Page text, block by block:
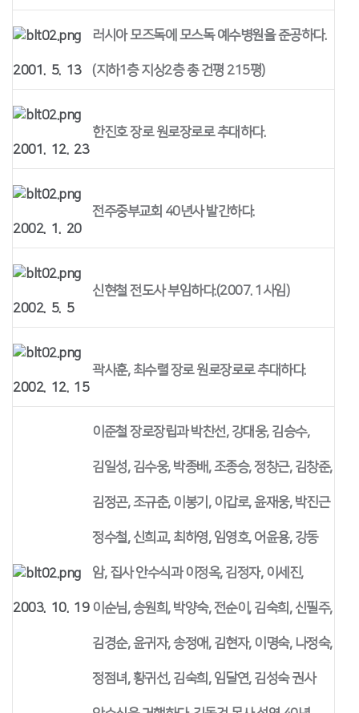
2001. 5. 13
러시아 모즈독에 모스독 예수병원을 준공하다.
(지하1층 지상2층 총 건평 215평)
2001. 12. 23
한진호 장로 원로장로로 추대하다.
2002. 1. 20
전주중부교회 40년사 발간하다.
2002. 5. 5
신현철 전도사 부임하다.(2007. 1사임)
2002. 12. 15
곽사훈, 최수렬 장로 원로장로로 추대하다.
2003. 10. 19
이준철 장로장립과 박찬선, 강대웅, 김승수,
김일성, 김수웅, 박종배, 조종승, 정창근, 김창준,
김정곤, 조규춘, 이봉기, 이갑로, 윤재웅, 박진근
정수철, 신희교, 최하영, 임영호, 어윤용, 강동
암, 집사 안수식과 이정옥, 김정자, 이세진,
이순님, 송원희, 박양숙, 전순이, 김숙희, 신필주,
김경순, 윤귀자, 송정애, 김현자, 이명숙, 나정숙,
정점녀, 황귀선, 김숙희, 임달연, 김성숙 권사